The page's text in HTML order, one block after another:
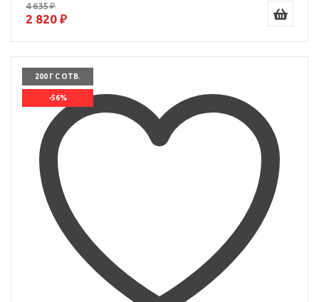
4 635 ₽
2 820 ₽
200 Г С ОТВ.
-56%